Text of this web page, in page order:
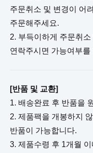
주문취소 및 변경이 어
주문해주세요.
2. 부득이하게 주문취
연락주시면 가능여부를
[반품 및 교환]
1. 배송완료 후 반품을
2. 제품팩을 개봉하지
반품이 가능합니다.
3. 제품수령 후 1개월